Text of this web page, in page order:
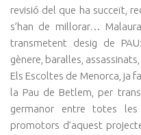
revisió del que ha succeït,
s’han de millorar…
transmetent desig de
gènere, baralles,
Els Escoltes de Menorca, ja
la Pau de Betlem, per
germanor entre totes les
promotors d’aquest